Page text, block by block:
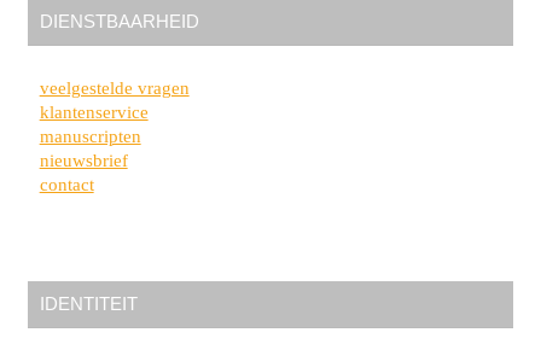
DIENSTBAARHEID
veelgestelde vragen
klantenservice
manuscripten
nieuwsbrief
contact
IDENTITEIT